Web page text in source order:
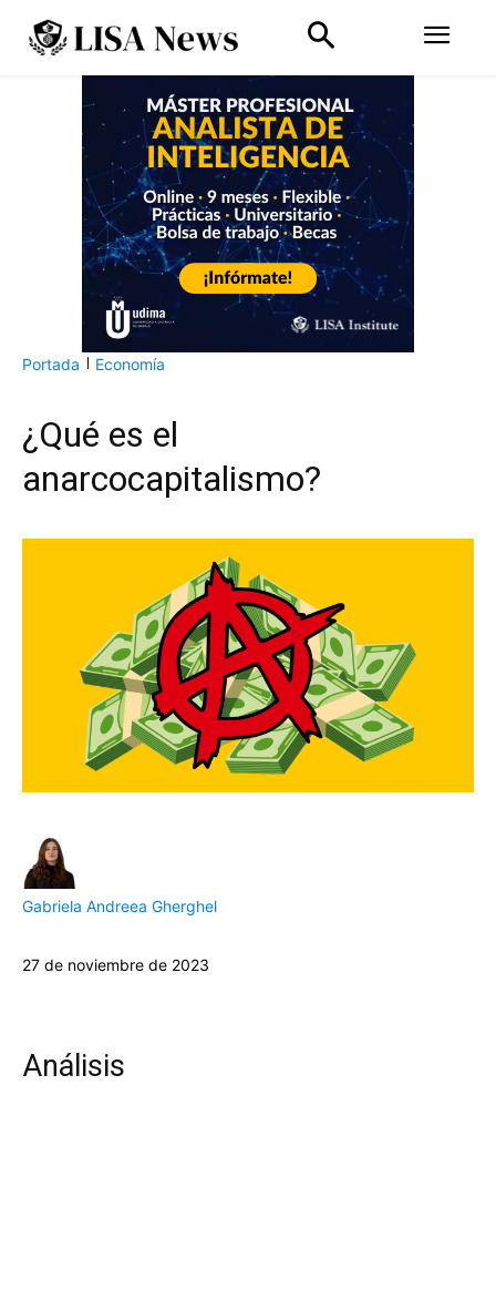
Portada Economía
¿Qué es el
anarcocapitalismo?
Gabriela Andreea Gherghel
27 de noviembre de 2023
Análisis